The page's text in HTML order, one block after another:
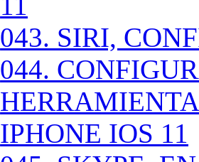
043. SIRI,
044.
IPHONE IOS 11